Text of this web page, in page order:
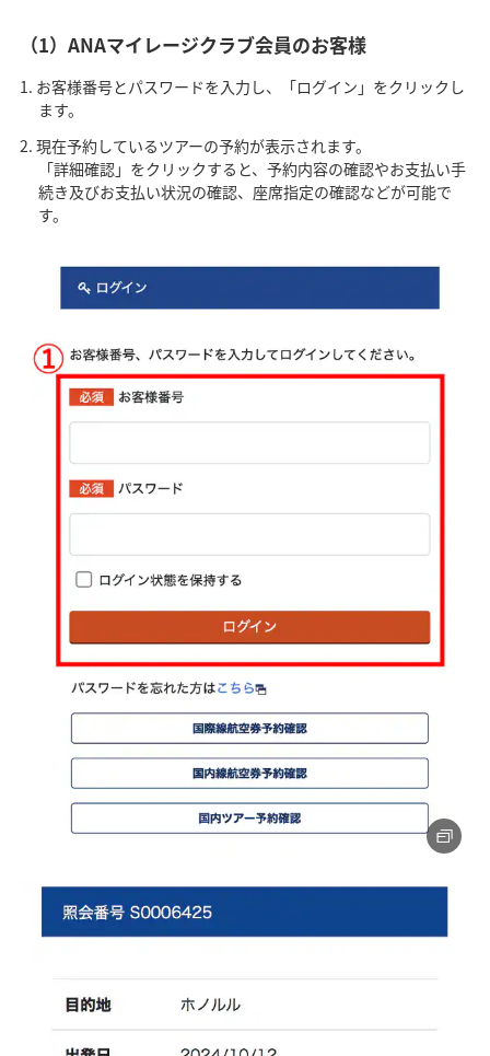
（1）ANAマイレージクラブ会員のお客様
お客様番号とパスワードを入力し、「ログイン」をクリックし
ます。
現在予約しているツアーの予約が表示されます。
「詳細確認」をクリックすると、予約内容の確認やお支払い手
続き及びお支払い状況の確認、座席指定の確認などが可能で
す。